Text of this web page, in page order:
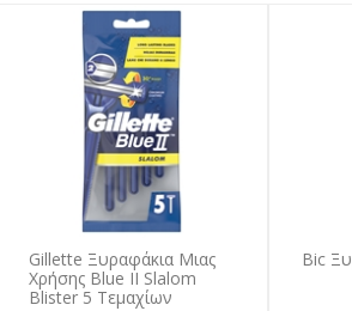
Gillette Ξυραφάκια Μιας
Xρήσης Blue II Slalom
Βlister 5 Τεμαχίων
Bic